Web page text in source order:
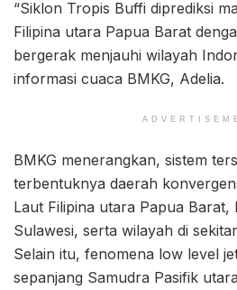
“Siklon Tropis Buffi diprediksi
Filipina utara Papua Barat
bergerak menjauhi wilayah
informasi cuaca BMKG, Adelia.
BMKG menerangkan, sistem
terbentuknya daerah
Laut Filipina utara Papua Barat,
Sulawesi, serta wilayah di
Selain itu, fenomena low level
sepanjang Samudra Pasifik